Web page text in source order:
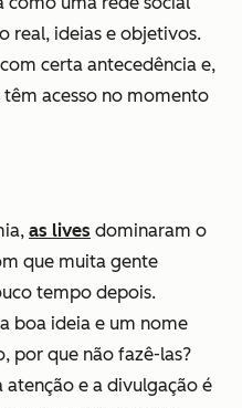
real, ideias e objetivos.
certa antecedência e,
acesso no momento
as lives dominaram o
que muita gente
tempo depois.
boa ideia e um nome
por que não fazê-las?
e a divulgação é